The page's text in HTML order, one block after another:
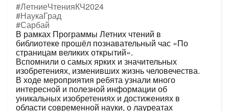
#ЛетниеЧтенияКЧ2024
#НаукаГрад
#Сарбай
В рамках Программы Летних чтений в
библиотеке прошёл познавательный час «По
страницам великих открытий».
Вспомнили о самых ярких и значительных
изобретениях, изменивших жизнь человечества.
В ходе мероприятия ребята узнали много
интересной и полезной информации об
уникальных изобретениях и достижениях в
области современной науки, о лауреатах